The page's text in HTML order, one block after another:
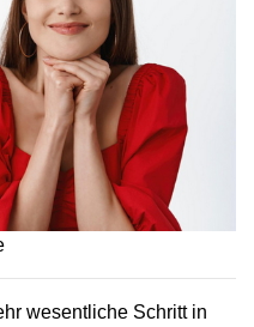
wesentliche Schritt in